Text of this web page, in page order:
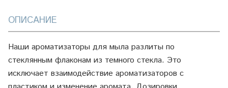
ОПИСАНИЕ
Наши ароматизаторы для мыла разлиты по
стеклянным флаконам из темного стекла. Это
исключает взаимодействие ароматизаторов с